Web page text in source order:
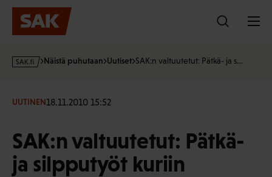
Hyppää
sisältöön
s
·
Näistä puhutaan Uutiset SAK:n valtuutetut: Pätkä- ja s…
UUTINEN18.11.2010 15:52
SAK:n valtuutetut: Pätkä-
ja silpputyöt kuriin